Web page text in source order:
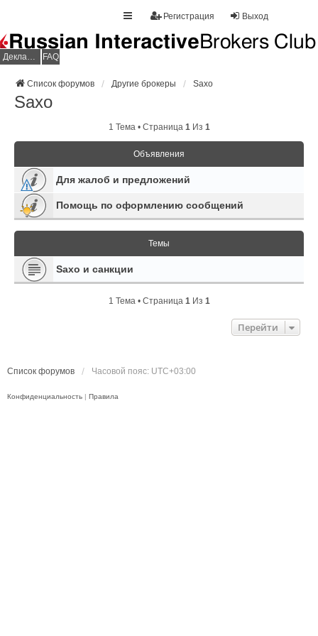
Выход
Регистрация
Декларация НДФЛ FAQ
Список форумов Другие брокеры Saxo
Saxo
1 Тема • Страница 1Из 1
Объявления
Для жалоб и предложений
Помощь по оформлению сообщений
Темы
Saxo и санкции
1 Тема • Страница 1Из 1
Перейти
Список форумов Часовой пояс: UTC+03:00
Конфиденциальность | Правила